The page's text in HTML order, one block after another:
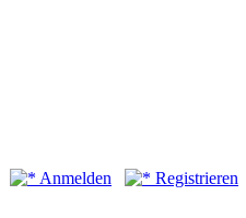
Anmelden Registrieren